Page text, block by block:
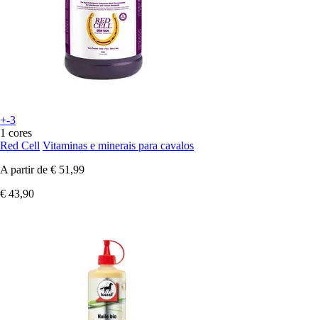
+-3
1 cores
Red Cell Vitaminas e minerais para cavalos
A partir de € 51,99
€ 43,90